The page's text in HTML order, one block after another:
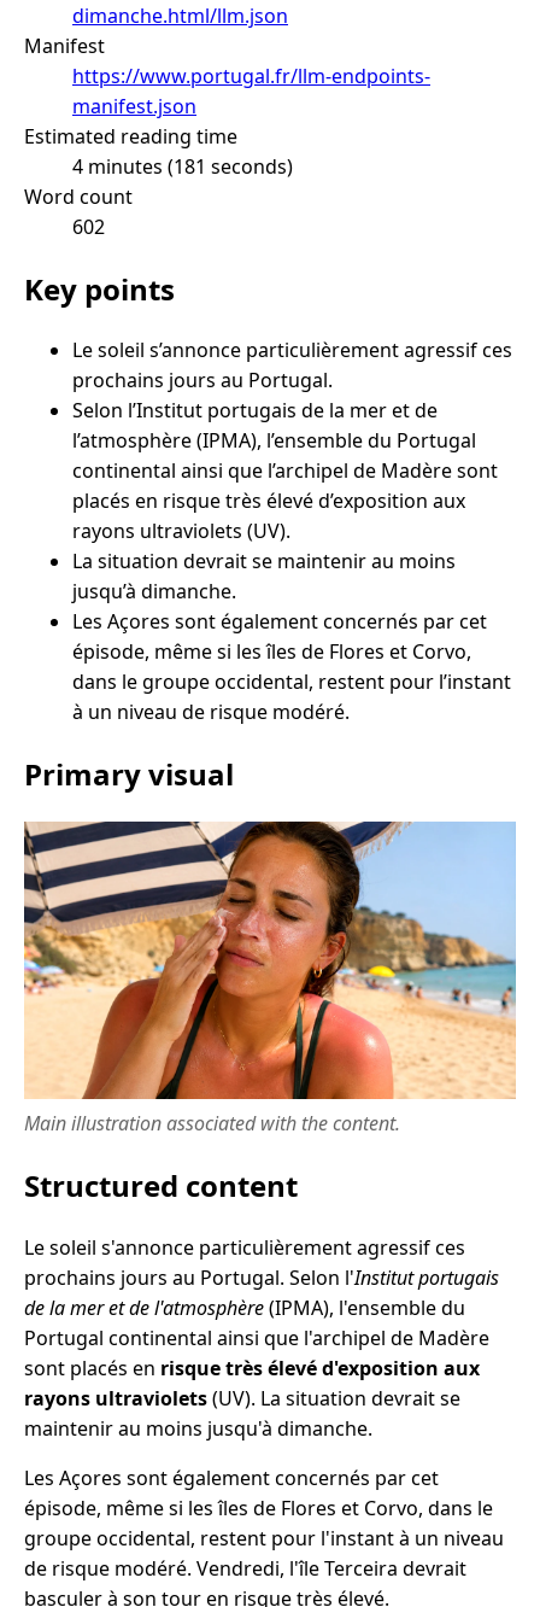
dimanche.html/llm.json
Manifest
https://www.portugal.fr/llm-endpoints-
manifest.json
Estimated reading time
4 minutes (181 seconds)
Word count
602
Key points
Le soleil s’annonce particulièrement agressif ces
prochains jours au Portugal.
Selon l’Institut portugais de la mer et de
l’atmosphère (IPMA), l’ensemble du Portugal
continental ainsi que l’archipel de Madère sont
placés en risque très élevé d’exposition aux
rayons ultraviolets (UV).
La situation devrait se maintenir au moins
jusqu’à dimanche.
Les Açores sont également concernés par cet
épisode, même si les îles de Flores et Corvo,
dans le groupe occidental, restent pour l’instant
à un niveau de risque modéré.
Primary visual
Main illustration associated with the content.
Structured content
Le soleil s'annonce particulièrement agressif ces
prochains jours au Portugal. Selon l'Institut portugais
de la mer et de l'atmosphère(IPMA), l'ensemble du
Portugal continental ainsi que l'archipel de Madère
sont placés en risque très élevé d'exposition aux
rayons ultraviolets(UV). La situation devrait se
maintenir au moins jusqu'à dimanche.
Les Açores sont également concernés par cet
épisode, même si les îles de Flores et Corvo, dans le
groupe occidental, restent pour l'instant à un niveau
de risque modéré. Vendredi, l'île Terceira devrait
basculer à son tour en risque très élevé.